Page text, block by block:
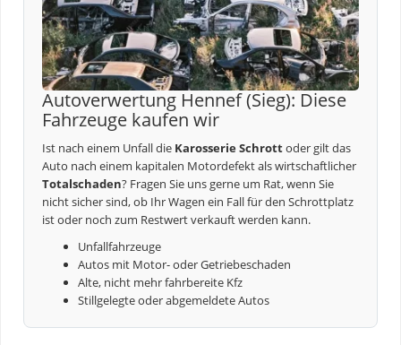
Autoverwertung Hennef (Sieg): Diese
Fahrzeuge kaufen wir
Ist nach einem Unfall die Karosserie Schrottoder gilt das
Auto nach einem kapitalen Motordefekt als wirtschaftlicher
Totalschaden? Fragen Sie uns gerne um Rat, wenn Sie
nicht sicher sind, ob Ihr Wagen ein Fall für den Schrottplatz
ist oder noch zum Restwert verkauft werden kann.
Unfallfahrzeuge
Autos mit Motor- oder Getriebeschaden
Alte, nicht mehr fahrbereite Kfz
Stillgelegte oder abgemeldete Autos